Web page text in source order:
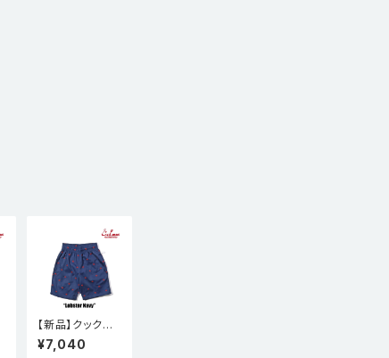
【新品】クックマ
ン Cookman シ
ェフパンツ Chef
¥7,040